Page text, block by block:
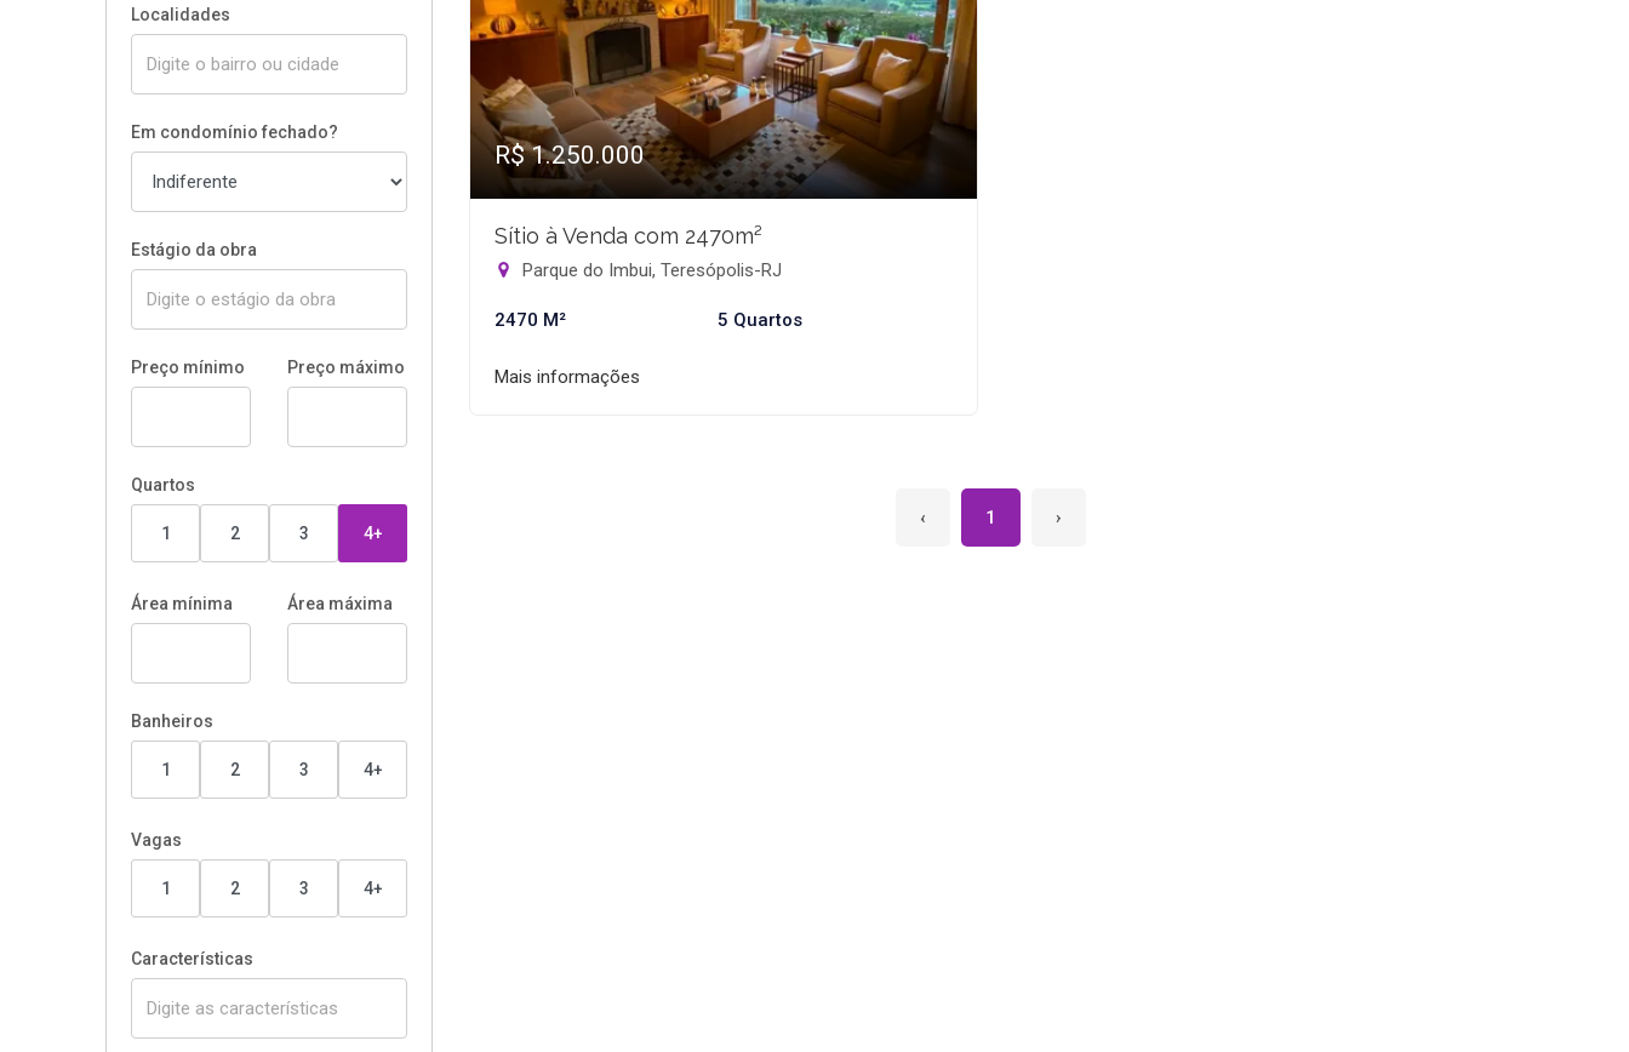
Localidades
Em condomínio fechado?
Estágio da obra
Preço mínimo Preço máximo
Quartos
1 2 3 4+
Área mínima Área máxima
Banheiros
1 2 3 4+
Vagas
1 2 3 4+
Características
R$ 1.250.000
Sítio à Venda com 2470m²
Parque do Imbui, Teresópolis-RJ
2470 M² 5 Quartos
Mais informações
‹ 1 ›